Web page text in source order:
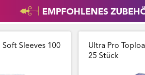
EMPFOHLENES
Soft Sleeves 100
Ultra Pro
25 Stück